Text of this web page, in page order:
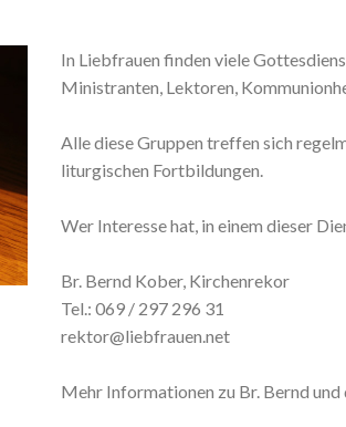
In Liebfrauen finden viele
Ministranten, Lektoren,
Alle diese Gruppen treffen sich
liturgischen Fortbildungen.
Wer Interesse hat, in einem dieser
Br. Bernd Kober, Kirchenrekor
Tel.: 069 / 297 296 31
rektor@liebfrauen.net
Mehr Informationen zu Br. Bernd